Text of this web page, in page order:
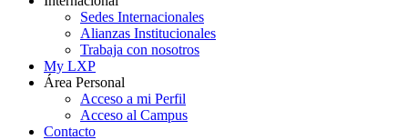
Sedes Internacionales
Alianzas Institucionales
Trabaja con nosotros
My LXP
Área Personal
Acceso a mi Perfil
Acceso al Campus
Contacto